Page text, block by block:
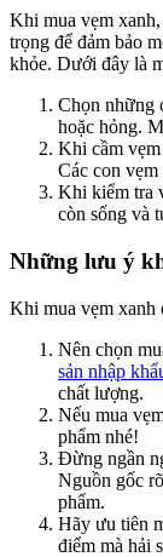
Khi mua vẹm
trọng để đảm bảo
khỏe. Dưới đây là
Chọn những
hoặc hỏng.
Khi cầm vẹm
Các con
Khi kiểm tra
còn sống và
Những lưu ý
Khi mua vẹm xanh
Nên chọn
sản nhập
chất lượng.
Nếu mua
phẩm nhé!
Đừng ngần
Nguồn gốc
phẩm.
Hãy ưu tiên
điểm mà hải